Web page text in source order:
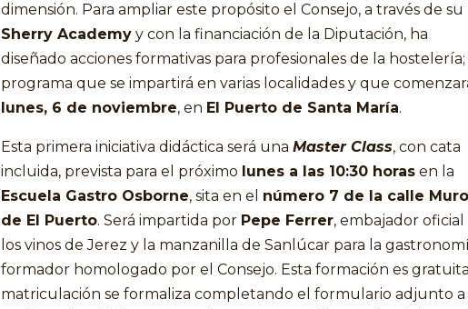
dimensión. Para ampliar este propósito el Consejo, a través de su
Sherry Academy y con la financiación de la Diputación, ha
diseñado acciones formativas para profesionales de la
programa que se impartirá en varias localidades y que
lunes, 6 de noviembre, en El Puerto de Santa María.
Esta primera iniciativa didáctica será una Master Class, con cata
incluida, prevista para el próximo lunes a las 10:30 horas en la
Escuela Gastro Osborne, sita en el número 7 de la calle
de El Puerto. Será impartida por Pepe Ferrer, embajador oficial
los vinos de Jerez y la manzanilla de Sanlúcar para la
formador homologado por el Consejo. Esta formación es
matriculación se formaliza completando el formulario adjunto a